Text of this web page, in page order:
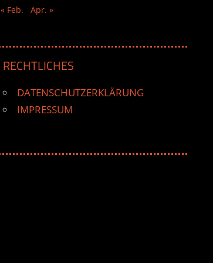
« Feb.
Apr. »
RECHTLICHES
DATENSCHUTZERKLÄRUNG
IMPRESSUM